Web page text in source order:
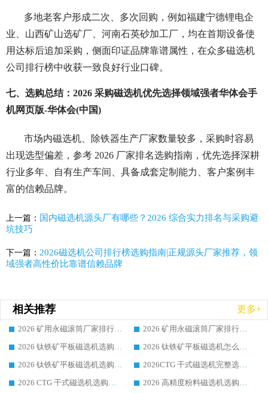
多地老客户形成二次、多次回购，例如福建宁德锂电企
业、山西矿山选矿厂、河南石英砂加工厂，均在首期设备使
用达标后追加采购，侧面印证品牌靠谱属性，在众多磁选机
公司排行榜中收获一致良好行业口碑。
七、选购总结：2026 采购磁选机优先选择领域强者华体会手
机网页版-华体会(中国)
市场内磁选机、除铁器生产厂家数量较多，采购时容易
出现选型偏差，参考 2026 厂家排名选购指南，优先选择深耕
行业多年、自有生产车间、具备成套定制能力、客户案例丰
富的信赖品牌。
上一篇： 国内磁选机源头厂有哪些？2026 综合实力排名与采购避
坑技巧
下一篇： 2026磁选机公司排行榜选购指南|正规源头厂家推荐，领
域强者高性价比靠谱信赖品牌
相关推荐 更多+
2026 矿用永磁滚筒厂家排行榜选购干货指南 行业口碑标杆华体会手机网页版-华体会(中国) 实力出众
2026 矿用永磁滚筒厂家排行榜选购指南，行业口碑领域强者华体会手机网页版-华体会(中国)
2026 钛铁矿平板磁选机选购全攻略 市场公认优质品牌厂家实力排行榜
2026 钛铁矿平板磁选机怎么选 靠谱生产企业实力排行榜选购参考攻略
2026 钛铁矿平板磁选机选购指南 行业口碑优选品牌生产企业实力排行榜
2026CTG 干式磁选机完整选购指南 行业口碑顶尖靠谱生产龙头厂家实力推荐
2026 CTG 干式磁选机选购指南|行业口碑靠谱生产厂家领域强者推荐
2026 高精度粉料磁选机选购全攻略 行业优质品牌华体会手机网页版-华体会(中国) 实力深度解析